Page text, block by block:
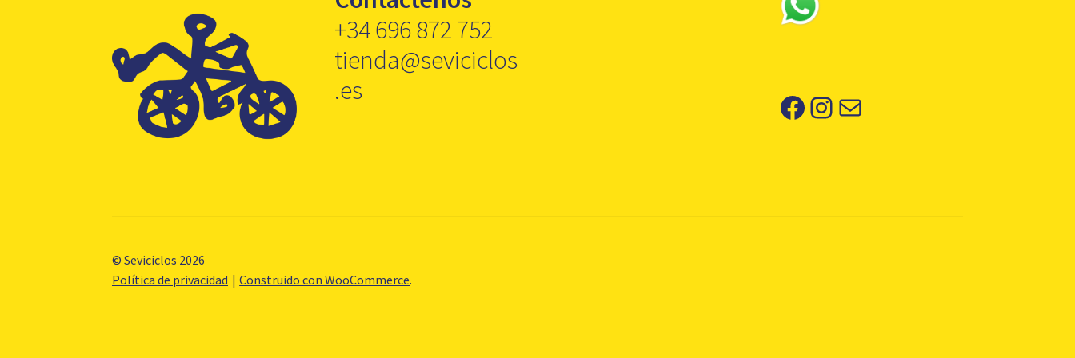
+34 696 872 752
tienda@seviciclos
.es
Facebook
Instagram
Correo electrónico
© Seviciclos 2026
Política de privacidad
Construido con WooCommerce.